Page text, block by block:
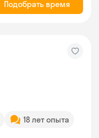
Подобрать время
18 лет опыта